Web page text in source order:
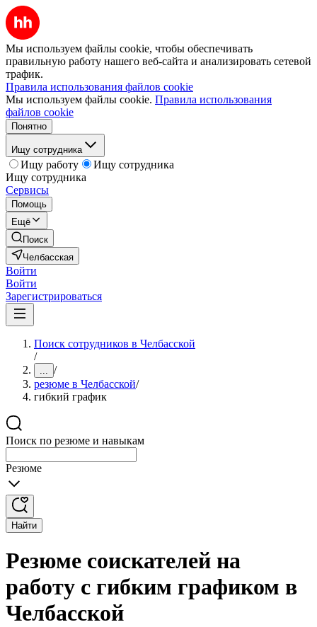
Мы используем файлы cookie, чтобы обеспечивать
правильную работу нашего веб-сайта и анализировать сетевой
трафик.
Правила использования файлов cookie
Мы используем файлы cookie. Правила использования
файлов cookie
Понятно
Ищу сотрудника
Ищу работу
Ищу сотрудника
Ищу сотрудника
Сервисы
Помощь
Ещё
Поиск
Челбасская
Войти
Войти
Зарегистрироваться
Поиск сотрудников в Челбасской
/
... /
резюме в Челбасской/
гибкий график
Поиск по резюме и навыкам
Резюме
Найти
Резюме соискателей на
работу с гибким графиком в
Челбасской